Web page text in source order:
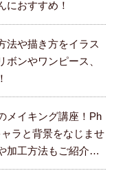
におすすめ！
法や描き方をイラス
ボンやワンピース、
メイキング講座！Ph
ラと背景をなじませ
加工方法もご紹介し